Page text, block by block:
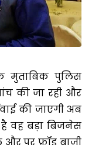
मुताबिक पुलिस
की जा रही और
की जाएगी अब
वह बड़ा बिजनेस